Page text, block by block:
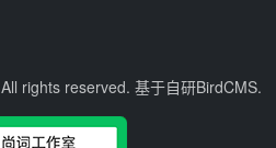
rights reserved. 基于自研BirdCMS.